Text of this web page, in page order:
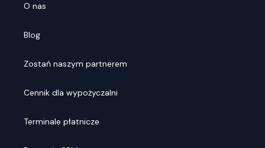
O nas
Blog
Zostań naszym partnerem
Cennik dla wypożyczalni
Terminale płatnicze